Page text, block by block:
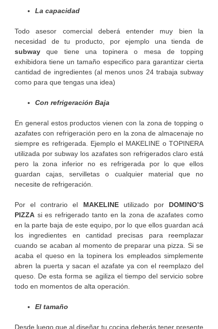
La capacidad
Todo asesor comercial deberá entender muy bien la
necesidad de tu producto, por ejemplo una tienda de
subway que tiene una topinera o mesa de topping
exhibidora tiene un tamaño especifico para garantizar cierta
cantidad de ingredientes (al menos unos 24 trabaja subway
como para que tengas una idea)
Con refrigeración Baja
En general estos productos vienen con la zona de topping o
azafates con refrigeración pero en la zona de almacenaje no
siempre es refrigerada. Ejemplo el MAKELINE o TOPINERA
utilizada por subway los azafates son refrigerados claro está
pero la zona inferior no es refrigerada por lo que ellos
guardan cajas, servilletas o cualquier material que no
necesite de refrigeración.
Por el contrario el MAKELINEutilizado por DOMINO’S
PIZZA si es refrigerado tanto en la zona de azafates como
en la parte baja de este equipo, por lo que ellos guardan acá
los ingredientes en cantidad precisas para reemplazar
cuando se acaban al momento de preparar una pizza. Si se
acaba el queso en la topinera los empleados simplemente
abren la puerta y sacan el azafate ya con el reemplazo del
queso. De esta forma se agiliza el tiempo del servicio sobre
todo en momentos de alta operación.
El tamaño
Desde luego que al diseñar tu cocina deberás tener presente